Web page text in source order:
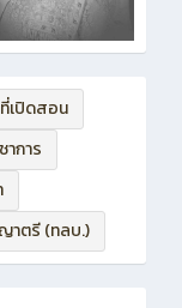
เปิดสอน
าการ
ตรี (ทลบ.)